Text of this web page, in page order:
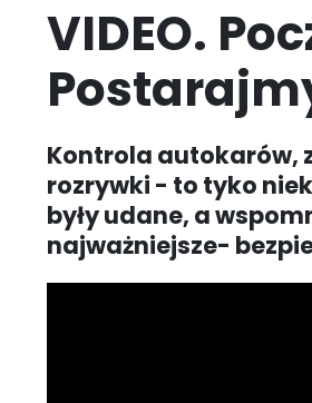
VIDEO.
Kontrola autokarów,
rozrywki - to tyko
były udane, a
najważniejsze-